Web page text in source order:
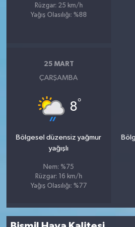
Rüzgar: 25 km/h
Yağış Olasılığı: %88
25 MART
ÇARŞAMBA
8°
Bölgesel düzensiz yağmur
yağışlı
Nem: %75
Rüzgar: 16 km/h
Yağış Olasılığı: %77